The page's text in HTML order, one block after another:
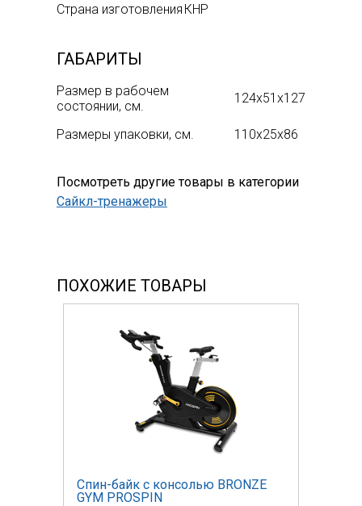
Страна изготовления КНР
ГАБАРИТЫ
Размер в рабочем
состоянии, см.
124х51x127
Размеры упаковки, см. 110х25x86
Посмотреть другие товары в категории
Сайкл-тренажеры
ПОХОЖИЕ ТОВАРЫ
Спин-байк с консолью BRONZE
GYM PROSPIN